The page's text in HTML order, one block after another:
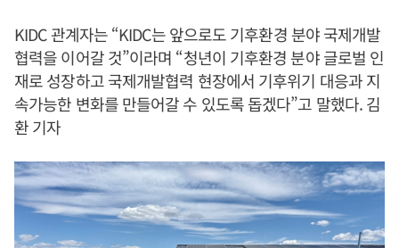
KIDC 관계자는 “KIDC는 앞으로도 기후환경 분야 국제개발
협력을 이어갈 것”이라며 “청년이 기후환경 분야 글로벌 인
재로 성장하고 국제개발협력 현장에서 기후위기 대응과 지
속가능한 변화를 만들어갈 수 있도록 돕겠다”고 말했다. 김
환 기자